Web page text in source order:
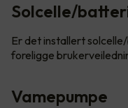
Solcelle/
Er det installert
foreligge
Vamepumpe